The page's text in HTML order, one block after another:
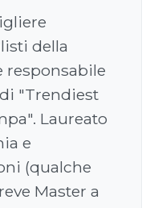
della
responsabile
"Trendiest
Laureato
e
(qualche
Master a